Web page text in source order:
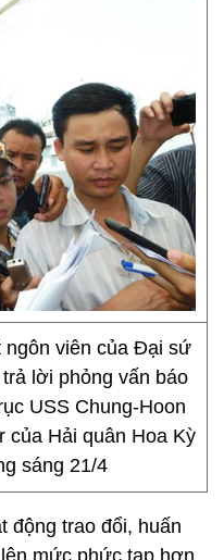
ngôn viên của Đại sứ
lời phỏng vấn báo
USS Chung-Hoon
của Hải quân Hoa Kỳ
sáng 21/4
động trao đổi, huấn
mức phức tạp hơn,